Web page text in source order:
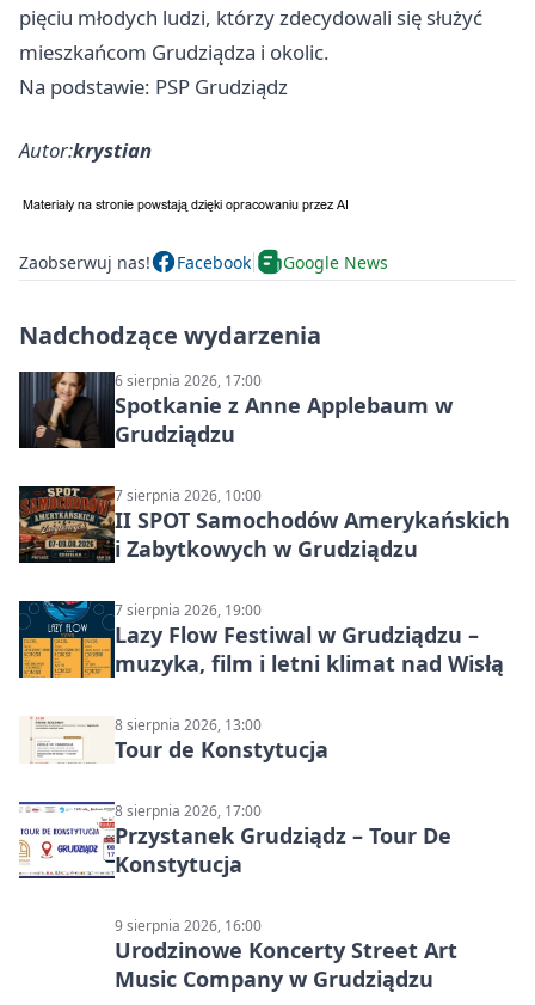
pięciu młodych ludzi, którzy zdecydowali się służyć
mieszkańcom Grudziądza i okolic.
Na podstawie: PSP Grudziądz
Autor:krystian
Zaobserwuj nas! Facebook Google News
Nadchodzące wydarzenia
6 sierpnia 2026, 17:00
Spotkanie z Anne Applebaum w
Grudziądzu
7 sierpnia 2026, 10:00
II SPOT Samochodów Amerykańskich
i Zabytkowych w Grudziądzu
7 sierpnia 2026, 19:00
Lazy Flow Festiwal w Grudziądzu –
muzyka, film i letni klimat nad Wisłą
8 sierpnia 2026, 13:00
Tour de Konstytucja
8 sierpnia 2026, 17:00
Przystanek Grudziądz – Tour De
Konstytucja
9 sierpnia 2026, 16:00
Urodzinowe Koncerty Street Art
Music Company w Grudziądzu